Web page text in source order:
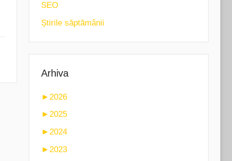
SEO
Știrile săptămânii
Arhiva
► 2026
► 2025
► 2024
► 2023